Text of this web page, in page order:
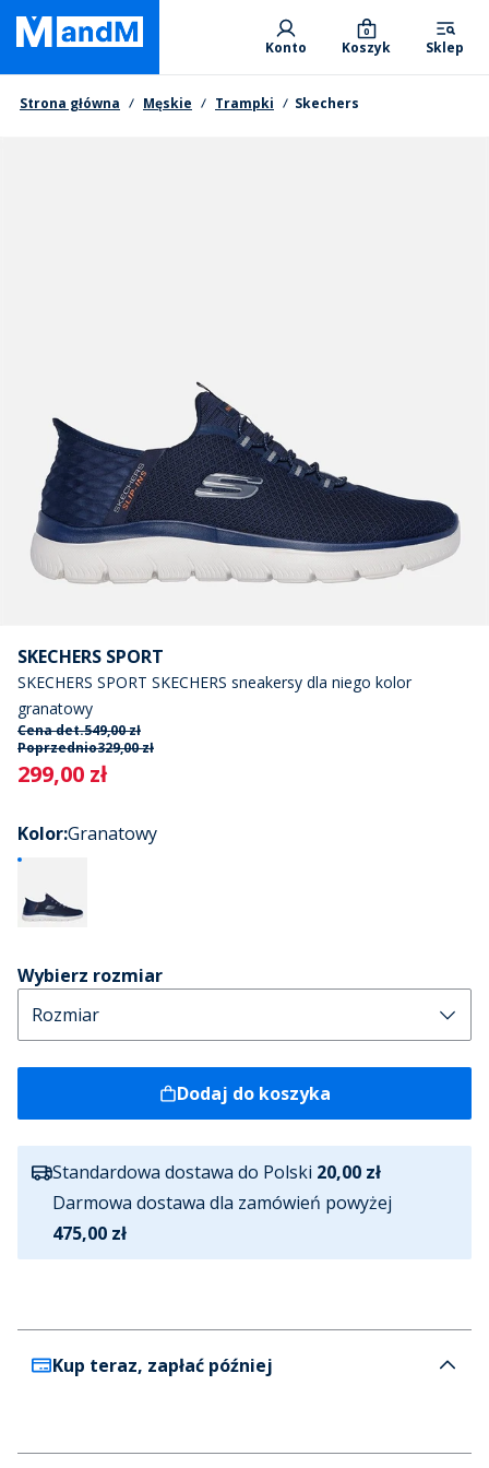
Skip
main
content
Primary departments
Konto Koszyk
0
Sklep
Nawigacja okruszkowa
Strona główna Męskie Trampki Skechers
SKECHERS SPORT
SKECHERS SPORT SKECHERS sneakersy dla niego kolor
granatowy
Cena det.549,00 zł
Poprzednio329,00 zł
Current
299,00 zł
Kolor:Granatowy
Wybierz rozmiar
Dodaj do koszyka
Standardowa dostawa do Polski 20,00 zł
Darmowa dostawa dla zamówień powyżej
475,00 zł
Kup teraz, zapłać później